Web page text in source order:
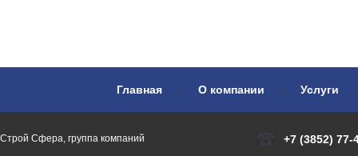
Главная - О компании - Услуги -
Строй Сфера, группа компаний +7 (3852) 77-